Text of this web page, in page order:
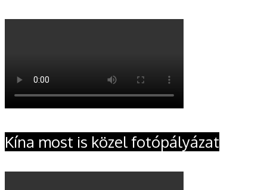
Kína most is közel fotópályázat